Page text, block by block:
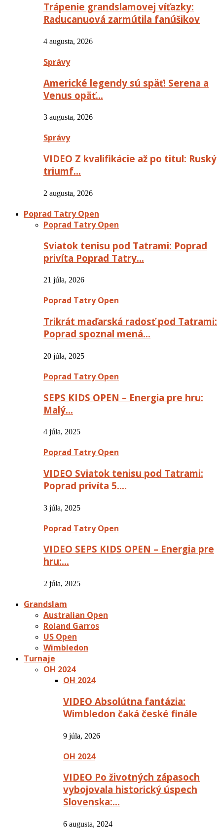
Trápenie grandslamovej víťazky:
Raducanuová zarmútila fanúšikov
4 augusta, 2026
Správy
Americké legendy sú späť! Serena a
Venus opäť…
3 augusta, 2026
Správy
VIDEO Z kvalifikácie až po titul: Ruský
triumf…
2 augusta, 2026
Poprad Tatry Open
Poprad Tatry Open
Sviatok tenisu pod Tatrami: Poprad
privíta Poprad Tatry…
21 júla, 2026
Poprad Tatry Open
Trikrát maďarská radosť pod Tatrami:
Poprad spoznal mená…
20 júla, 2025
Poprad Tatry Open
SEPS KIDS OPEN – Energia pre hru:
Malý…
4 júla, 2025
Poprad Tatry Open
VIDEO Sviatok tenisu pod Tatrami:
Poprad privíta 5….
3 júla, 2025
Poprad Tatry Open
VIDEO SEPS KIDS OPEN – Energia pre
hru:…
2 júla, 2025
Grandslam
Australian Open
Roland Garros
US Open
Wimbledon
Turnaje
OH 2024
OH 2024
VIDEO Absolútna fantázia:
Wimbledon čaká české finále
9 júla, 2026
OH 2024
VIDEO Po životných zápasoch
vybojovala historický úspech
Slovenska:…
6 augusta, 2024